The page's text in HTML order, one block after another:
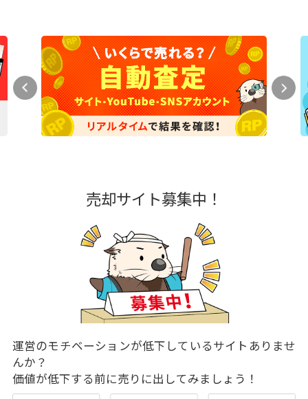
売却サイト募集中！
運営のモチベーションが低下しているサイトありませ
んか？
価値が低下する前に売りに出してみましょう！